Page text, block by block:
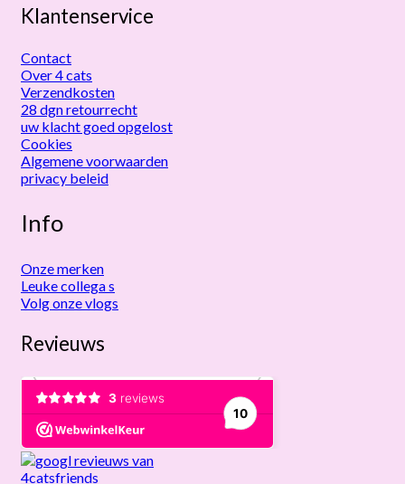
Klantenservice
Contact
Over 4 cats
Verzendkosten
28 dgn retourrecht
uw klacht goed opgelost
Cookies
Algemene voorwaarden
privacy beleid
Info
Onze merken
Leuke collega s
Volg onze vlogs
Revieuws